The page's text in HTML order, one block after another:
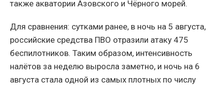
также акватории Азовского и Чёрного морей.
Для сравнения: сутками ранее, в ночь на 5 августа,
российские средства ПВО отразили атаку 475
беспилотников. Таким образом, интенсивность
налётов за неделю выросла заметно, и ночь на 6
августа стала одной из самых плотных по числу